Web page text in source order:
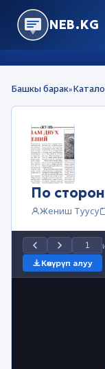
NEB.KG
Башкы барак»
По
Жениш Туусу
Көчүрүп алуу